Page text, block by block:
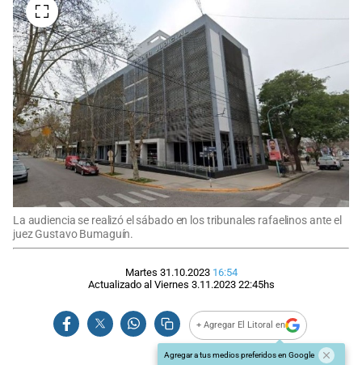
La audiencia se realizó el sábado en los tribunales rafaelinos ante el
juez Gustavo Bumaguín.
Martes 31.10.2023 16:54
Actualizado al Viernes 3.11.2023 22:45hs
+ Agregar El Litoral en
Agregar a tus medios preferidos en Google